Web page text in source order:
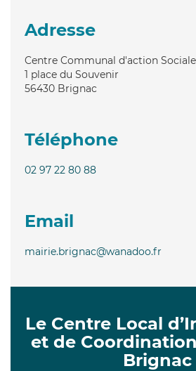
Adresse
Centre Communal d'action Sociale
1 place du Souvenir
56430 Brignac
Téléphone
02 97 22 80 88
Email
mairie.brignac@wanadoo.fr
Le Centre Local
et de
Brignac